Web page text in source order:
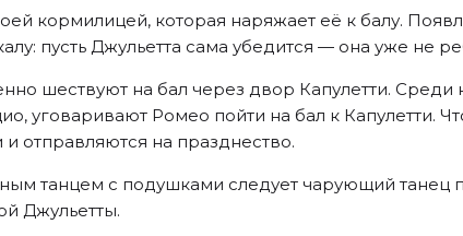
кормилицей, которая наряжает её к балу.
пусть Джульетта сама убедится — она уже не
шествуют на бал через двор Капулетти.
уговаривают Ромео пойти на бал к Капулетти.
отправляются на празднество.
танцем с подушками следует чарующий танец
Джульетты.